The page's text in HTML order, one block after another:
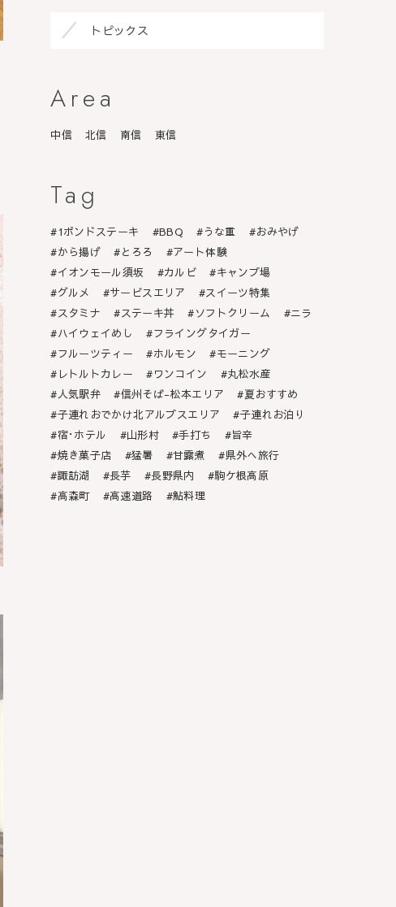
トピックス
Area
中信 北信 南信 東信
Tag
1ポンドステーキ BBQ うな重
おみやげ
から揚げ
とろろ
アート体験
イオンモール須坂
カルビ
キャンプ場
グルメ
サービスエリア
スイーツ特集
スタミナ
ステーキ丼 ソフトクリーム
ニラ
ハイウェイめし
フライングタイガー
フルーツティー
ホルモン
モーニング
レトルトカレー
ワンコイン
丸松水産
人気駅弁
信州そば-松本エリア
夏おすすめ
子連れおでかけ北アルプスエリア
子連れお泊り
宿･ホテル
山形村 手打ち
旨辛
焼き菓子店
猛暑 甘露煮
県外へ旅行
諏訪湖
長芋 長野県内
駒ケ根高原
高森町
高速道路 鮎料理